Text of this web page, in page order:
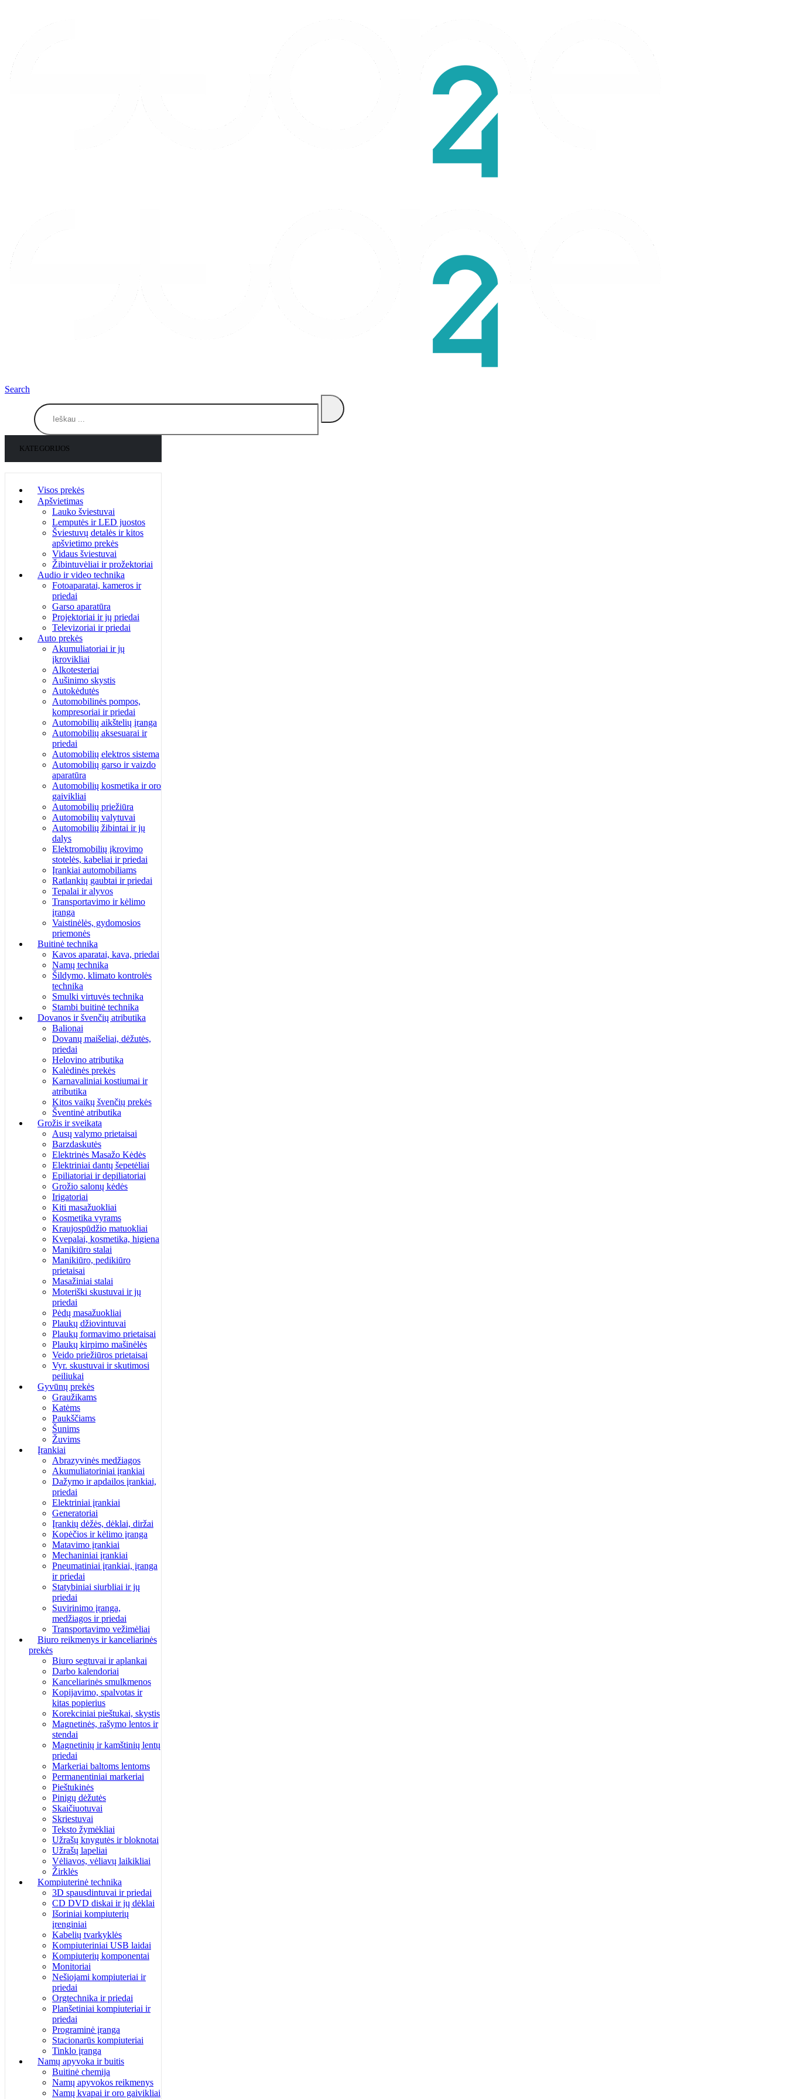
Search
KATEGORIJOS
Visos prekės
Apšvietimas
Lauko šviestuvai
Lemputės ir LED juostos
Šviestuvų detalės ir kitos
apšvietimo prekės
Vidaus šviestuvai
Žibintuvėliai ir prožektoriai
Audio ir video technika
Fotoaparatai, kameros ir
priedai
Garso aparatūra
Projektoriai ir jų priedai
Televizoriai ir priedai
Auto prekės
Akumuliatoriai ir jų
įkrovikliai
Alkotesteriai
Aušinimo skystis
Autokėdutės
Automobilinės pompos,
kompresoriai ir priedai
Automobilių aikštelių įranga
Automobilių aksesuarai ir
priedai
Automobilių elektros sistema
Automobilių garso ir vaizdo
aparatūra
Automobilių kosmetika ir oro
gaivikliai
Automobilių priežiūra
Automobilių valytuvai
Automobilių žibintai ir jų
dalys
Elektromobilių įkrovimo
stotelės, kabeliai ir priedai
Įrankiai automobiliams
Ratlankių gaubtai ir priedai
Tepalai ir alyvos
Transportavimo ir kėlimo
įranga
Vaistinėlės, gydomosios
priemonės
Buitinė technika
Kavos aparatai, kava, priedai
Namų technika
Šildymo, klimato kontrolės
technika
Smulki virtuvės technika
Stambi buitinė technika
Dovanos ir švenčių atributika
Balionai
Dovanų maišeliai, dėžutės,
priedai
Helovino atributika
Kalėdinės prekės
Karnavaliniai kostiumai ir
atributika
Kitos vaikų švenčių prekės
Šventinė atributika
Grožis ir sveikata
Ausų valymo prietaisai
Barzdaskutės
Elektrinės Masažo Kėdės
Elektriniai dantų šepetėliai
Epiliatoriai ir depiliatoriai
Grožio salonų kėdės
Irigatoriai
Kiti masažuokliai
Kosmetika vyrams
Kraujospūdžio matuokliai
Kvepalai, kosmetika, higiena
Manikiūro stalai
Manikiūro, pedikiūro
prietaisai
Masažiniai stalai
Moteriški skustuvai ir jų
priedai
Pėdų masažuokliai
Plaukų džiovintuvai
Plaukų formavimo prietaisai
Plaukų kirpimo mašinėlės
Veido priežiūros prietaisai
Vyr. skustuvai ir skutimosi
peiliukai
Gyvūnų prekės
Graužikams
Katėms
Paukščiams
Šunims
Žuvims
Įrankiai
Abrazyvinės medžiagos
Akumuliatoriniai įrankiai
Dažymo ir apdailos įrankiai,
priedai
Elektriniai įrankiai
Generatoriai
Įrankių dėžės, dėklai, diržai
Kopėčios ir kėlimo įranga
Matavimo įrankiai
Mechaniniai įrankiai
Pneumatiniai įrankiai, įranga
ir priedai
Statybiniai siurbliai ir jų
priedai
Suvirinimo įranga,
medžiagos ir priedai
Transportavimo vežimėliai
Biuro reikmenys ir kanceliarinės
prekės
Biuro segtuvai ir aplankai
Darbo kalendoriai
Kanceliarinės smulkmenos
Kopijavimo, spalvotas ir
kitas popierius
Korekciniai pieštukai, skystis
Magnetinės, rašymo lentos ir
stendai
Magnetinių ir kamštinių lentų
priedai
Markeriai baltoms lentoms
Permanentiniai markeriai
Pieštukinės
Pinigų dėžutės
Skaičiuotuvai
Skriestuvai
Teksto žymėkliai
Užrašų knygutės ir bloknotai
Užrašų lapeliai
Vėliavos, vėliavų laikikliai
Žirklės
Kompiuterinė technika
3D spausdintuvai ir priedai
CD DVD diskai ir jų dėklai
Išoriniai kompiuterių
įrenginiai
Kabelių tvarkyklės
Kompiuteriniai USB laidai
Kompiuterių komponentai
Monitoriai
Nešiojami kompiuteriai ir
priedai
Orgtechnika ir priedai
Planšetiniai kompiuteriai ir
priedai
Programinė įranga
Stacionarūs kompiuteriai
Tinklo įranga
Namų apyvoka ir buitis
Buitinė chemija
Namų apyvokos reikmenys
Namų kvapai ir oro gaivikliai